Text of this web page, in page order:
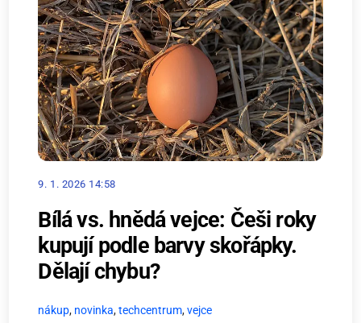
9. 1. 2026 14:58
Bílá vs. hnědá vejce: Češi roky
kupují podle barvy skořápky.
Dělají chybu?
nákup, novinka,techcentrum,vejce